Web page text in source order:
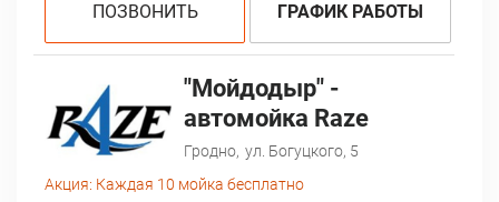
ПОЗВОНИТЬ ГРАФИК РАБОТЫ
"Мойдодыр" -
автомойка Raze
Гродно, ул. Богуцкого, 5
Акция: Каждая 10 мойка бесплатно